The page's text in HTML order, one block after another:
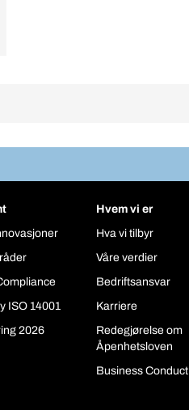
ISO 14001
2026
Hvem vi er
Hva vi tilbyr
Våre verdier
Bedriftsansvar
Karriere
Redegjørelse om
Åpenhetsloven
Business Conduct